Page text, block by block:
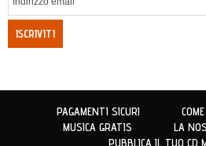
ISCRIVITI
PAGAMENTI SICURI
MUSICA GRATIS
LA
PUBBLICA IL TUO CD